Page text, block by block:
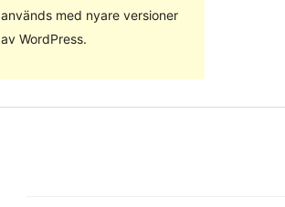
används med nyare versioner
av WordPress.